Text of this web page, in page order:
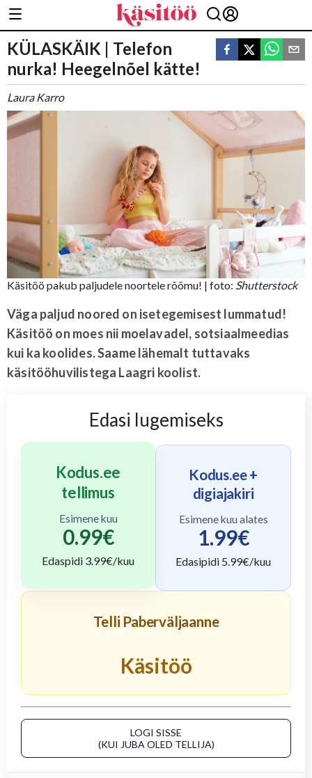
KÜLASKÄIK | Telefon
nurka! Heegelnõel kätte!
Laura Karro
Käsitöö pakub paljudele noortele rõõmu! | foto: Shutterstock
Väga paljud noored on isetegemisest lummatud!
Käsitöö on moes nii moelavadel, sotsiaalmeedias
kui ka koolides. Saame lähemalt tuttavaks
käsitööhuvilistega Laagri koolist.
Edasi lugemiseks
Kodus.ee
tellimus
Esimene kuu
0.99€
Edaspidi 3.99€/kuu
Kodus.ee +
digiajakiri
Esimene kuu alates
1.99€
Edasipidi 5.99€/kuu
Telli Paberväljaanne
Käsitöö
LOGI SISSE
(KUI JUBA OLED TELLIJA)